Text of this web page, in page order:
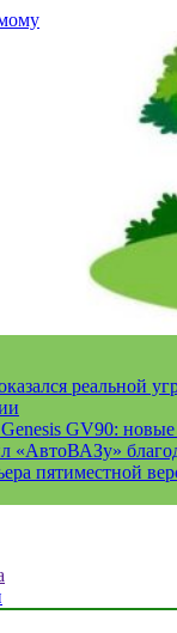
реальной
GV90:
«АвтоВАЗу»
пятиместной